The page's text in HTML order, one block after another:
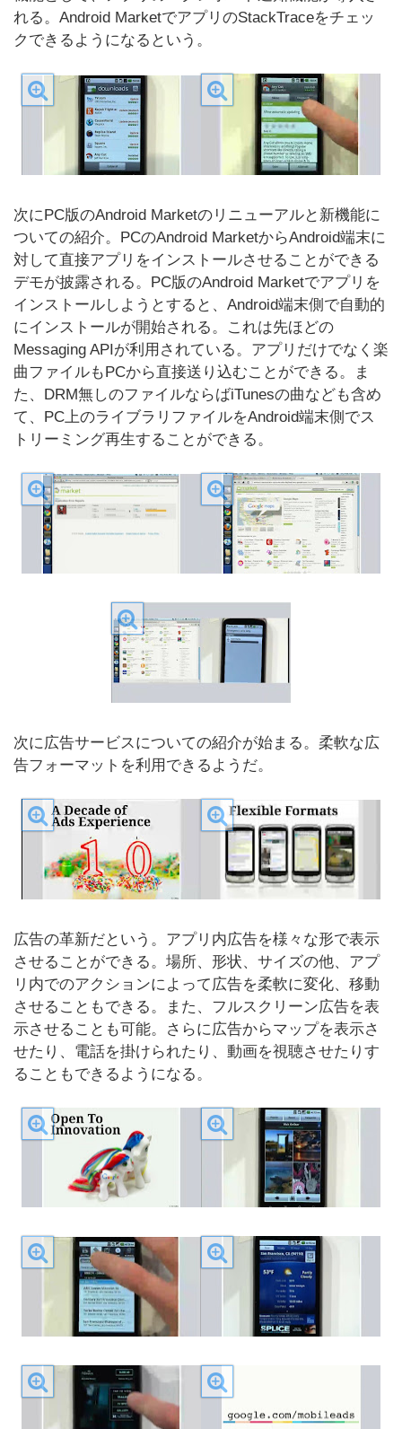
れる。Android MarketでアプリのStackTraceをチェッ
クできるようになるという。
次にPC版のAndroid Marketのリニューアルと新機能に
ついての紹介。PCのAndroid MarketからAndroid端末に
対して直接アプリをインストールさせることができる
デモが披露される。PC版のAndroid Marketでアプリを
インストールしようとすると、Android端末側で自動的
にインストールが開始される。これは先ほどの
Messaging APIが利用されている。アプリだけでなく楽
曲ファイルもPCから直接送り込むことができる。ま
た、DRM無しのファイルならばiTunesの曲なども含め
て、PC上のライブラリファイルをAndroid端末側でス
トリーミング再生することができる。
次に広告サービスについての紹介が始まる。柔軟な広
告フォーマットを利用できるようだ。
広告の革新だという。アプリ内広告を様々な形で表示
させることができる。場所、形状、サイズの他、アプ
リ内でのアクションによって広告を柔軟に変化、移動
させることもできる。また、フルスクリーン広告を表
示させることも可能。さらに広告からマップを表示さ
せたり、電話を掛けられたり、動画を視聴させたりす
ることもできるようになる。